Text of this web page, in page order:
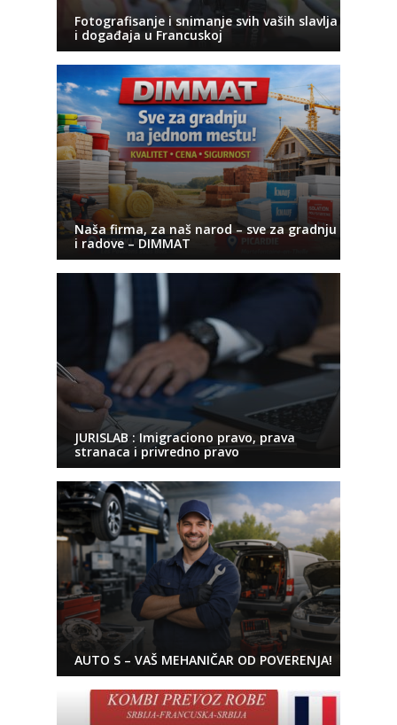
Fotografisanje i snimanje svih vaših slavlja
i događaja u Francuskoj
Naša firma, za naš narod – sve za gradnju
i radove – DIMMAT
JURISLAB : Imigraciono pravo, prava
stranaca i privredno pravo
AUTO S – VAŠ MEHANIČAR OD POVERENJA!